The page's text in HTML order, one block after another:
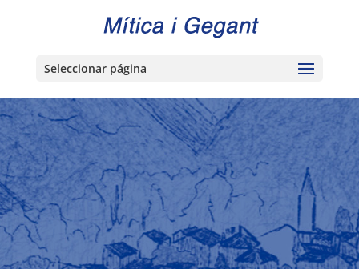
Seleccionar página